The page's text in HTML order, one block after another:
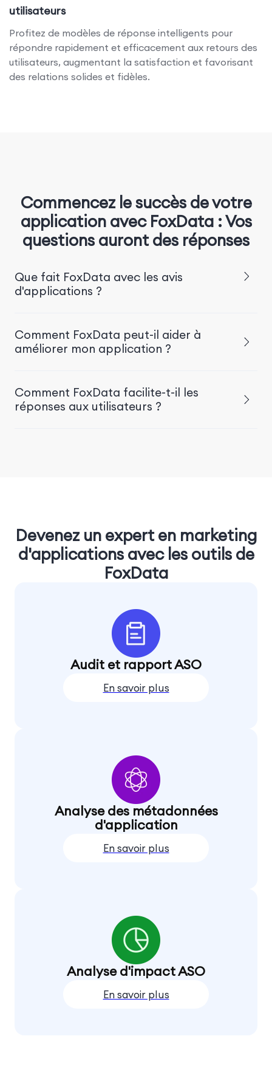
utilisateurs
Profitez de modèles de réponse intelligents pour
répondre rapidement et efficacement aux retours des
utilisateurs, augmentant la satisfaction et favorisant
des relations solides et fidèles.
Commencez le succès de votre
application avec FoxData : Vos
questions auront des réponses
Que fait FoxData avec les avis
d'applications ?
Comment FoxData peut-il aider à
améliorer mon application ?
Comment FoxData facilite-t-il les
réponses aux utilisateurs ?
Devenez un expert en marketing
d'applications avec les outils de
FoxData
Audit et rapport ASO
En savoir plus
Analyse des métadonnées
d'application
En savoir plus
Analyse d'impact ASO
En savoir plus